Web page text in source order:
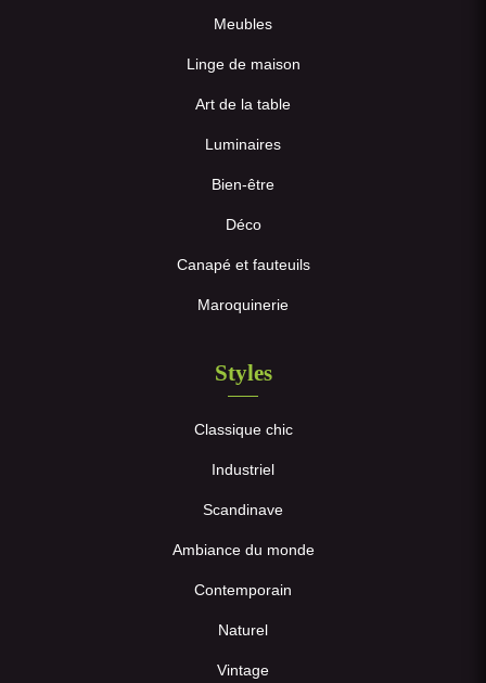
Meubles
Linge de maison
Art de la table
Luminaires
Bien-être
Déco
Canapé et fauteuils
Maroquinerie
Styles
Classique chic
Industriel
Scandinave
Ambiance du monde
Contemporain
Naturel
Vintage